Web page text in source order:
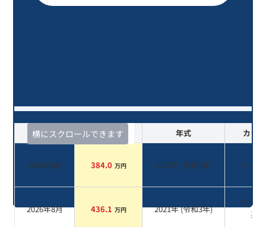
横にスクロールできます
査定時期 セルカ実績 年式 カラー
2026年8月 384.0 万円 2021年 (令和3年) パール
2026年8月 436.1 万円 2021年 (令和3年)
ブラッ
系